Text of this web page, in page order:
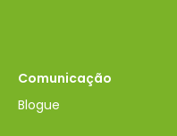
Comunicação
Blogue